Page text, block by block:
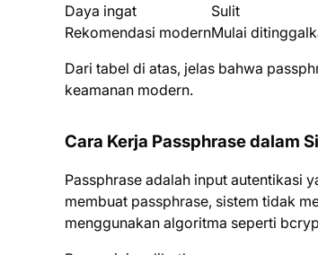
Daya ingat
Sulit
Rekomendasi modernMulai
Dari tabel di atas, jelas bahwa
keamanan modern.
Cara Kerja Passphrase dalam
Passphrase adalah input autentikasi
membuat passphrase, sistem tidak
menggunakan algoritma seperti